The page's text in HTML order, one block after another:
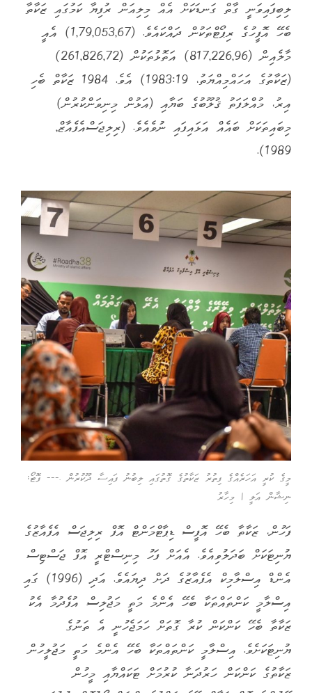
ލިބިފައިވަނީ ގާތް ގަނޑަކަށް އެއް މިލިއަން ރުފިޔާ ކަމުގައި ޒަކާތާ
ބެހޭ އޮފީހުގެ ރިޕޯޓްތަކުން ދައްކައެވެ. (1,79,053,67) އެއީ
މާލެއިން (817,226,96) އަތޮޅުތަކުން (261,826,72)
(ޒަކާތުގެ އަހައްމިއްޔަތު، 1983:19) އެވެ. 1984 ޒަކާތް ބެހި
އިރު، މުއްލަފަތު ޤުލޫބުގެ ބަޔާއި (އަޅުން މިނިވަންކުރުން)
މިބައިތަކަށް ބައެއް އަޅައިފައި ނުވެއެވެ. (ރިލިޖަސްއެފެއާޒް,
1989).
މީގެ ކުރީ އަހަރެއްގެ ފިތުރު ޒަކާތުގެ ގޮތުގައި ލިބުނު ފައިސާ ދޫކުރުން .--- ފޮޓޯ:
ނިޝާން އަލީ | މިހާރު
ފަހުން، ޒަކާތާ ބެހޭ އޮފީސް ޑިޕާޓްމަންޓް އޮފް ރިލިޖަސް އެފެއާޒުގެ
ޔުނިޓަކަށް ބަދަލުވިއެވެ. އެއަށް ފަހު މިނިސްޓްރީ އޮފް ޖަސްޓިސް
އެންޑް އިސްލާމިކް އެފެއާޒުގެ ދަށް ދިޔައެވެ. އަދި (1996) ގައި
އިސްލާމީ ކަންތައްތަކާ ބެހޭ އެންމެ މަތީ މަޖުލިސް އުފެދުމާ އެކު
ޒަކާތާ ބެހޭ ކަންކަން ކުރާ ގޮތަށް ހަމަޖެހުނީ އެ ތަނުގެ
ޔުނިޓަކަށެވެ. އިސްލާމީ ކަންތައްތަކާ ބެހޭ އެންމެ މަތީ މަޖުލީހުން
ޒަކާތުގެ ކަންކަން ހަރުދަނާ ކުރުމަށް ޓަކައްޔާއި މީހުން